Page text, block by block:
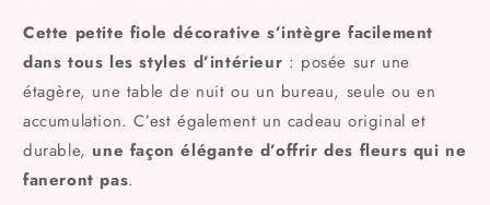
Cette petite fiole décorative s’intègre facilement
dans tous les styles d’intérieur : posée sur une
étagère, une table de nuit ou un bureau, seule ou en
accumulation. C’est également un cadeau original et
durable, une façon élégante d’offrir des fleurs qui ne
faneront pas.